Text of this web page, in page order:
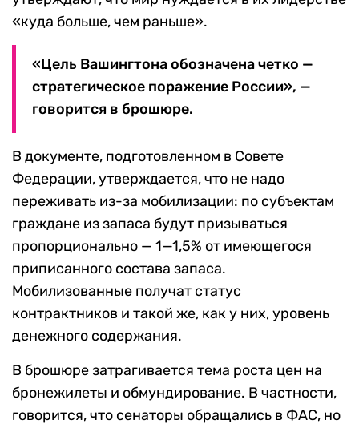
«куда больше, чем раньше».
«Цель Вашингтона обозначена четко —
стратегическое поражение России», —
говорится в брошюре.
В документе, подготовленном в Совете
Федерации, утверждается, что не надо
переживать из-за мобилизации: по субъектам
граждане из запаса будут призываться
пропорционально — 1—1,5% от имеющегося
приписанного состава запаса.
Мобилизованные получат статус
контрактников и такой же, как у них, уровень
денежного содержания.
В брошюре затрагивается тема роста цен на
бронежилеты и обмундирование. В частности,
говорится, что сенаторы обращались в ФАС, но